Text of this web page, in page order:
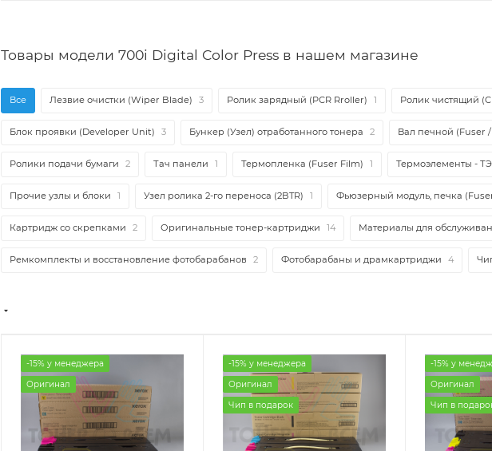
Товары модели 700i Digital Color Press в нашем магазине
Все Лезвие очистки (Wiper Blade) 3 Ролик зарядный (PCR Rroller) 1 Ролик чистящий
Блок проявки (Developer Unit) 3 Бункер (Узел) отработанного тонера 2 Вал печной (Fuser /
Ролики подачи бумаги 2 Тач панели 1 Термопленка (Fuser Film) 1 Термоэлементы -
Прочие узлы и блоки 1 Узел ролика 2-го переноса (2BTR) 1 Фьюзерный модуль, печка
Картридж со скрепками 2 Оригинальные тонер-картриджи 14 Материалы для
Ремкомплекты и восстановление фотобарабанов 2 Фотобарабаны и драмкартриджи 4
-15% у менеджера
Оригинал
-15% у менеджера
Оригинал
Чип в подарок
-15% у
Оригинал
Чип в